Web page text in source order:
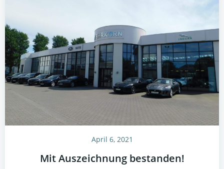
April 6, 2021
Mit Auszeichnung bestanden!